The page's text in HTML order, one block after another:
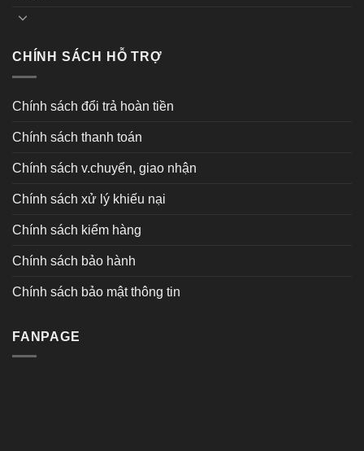
CHÍNH SÁCH HỖ TRỢ
Chính sách đổi trả hoàn tiền
Chính sách thanh toán
Chính sách v.chuyển, giao nhận
Chính sách xử lý khiếu nại
Chính sách kiểm hàng
Chính sách bảo hành
Chính sách bảo mật thông tin
FANPAGE